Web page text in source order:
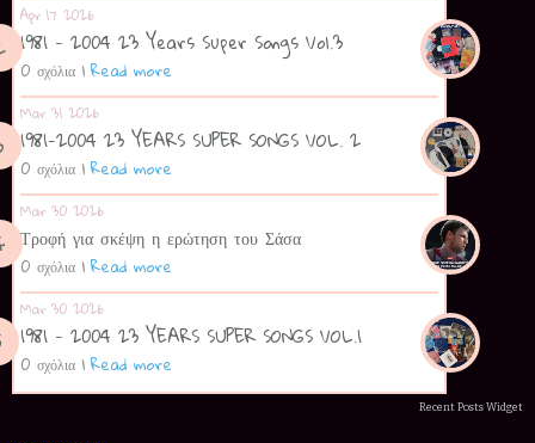
Apr 17 2026
1981 - 2004 23 Years Super Songs Vol.3
0 σχόλια | Read more
Mar 31 2026
1981-2004 23 YEARS SUPER SONGS VOL. 2
0 σχόλια | Read more
Mar 30 2026
Τροφή για σκέψη η ερώτηση του Σάσα
0 σχόλια | Read more
Mar 30 2026
1981 - 2004 23 YEARS SUPER SONGS VOL.1
0 σχόλια | Read more
Recent Posts Widget